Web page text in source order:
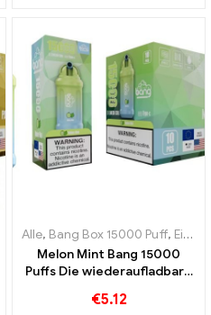
,
Alle, Bang Box 15000 Puff, Einweg-E-Zigaretten Schweden
Melon Mint Bang 15000
Puffs Die wiederaufladbare
kombiniert die Süße der
€5.12